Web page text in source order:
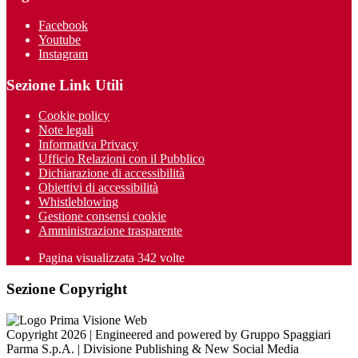
Facebook
Youtube
Instagram
Sezione Link Utili
Cookie policy
Note legali
Informativa Privacy
Ufficio Relazioni con il Pubblico
Dichiarazione di accessibilità
Obiettivi di accessibilità
Whistleblowing
Gestione consensi cookie
Amministrazione trasparente
Pagina visualizzata 342 volte
Sezione Copyright
Copyright 2026 | Engineered and powered by Gruppo Spaggiari
Parma S.p.A. | Divisione Publishing & New Social Media